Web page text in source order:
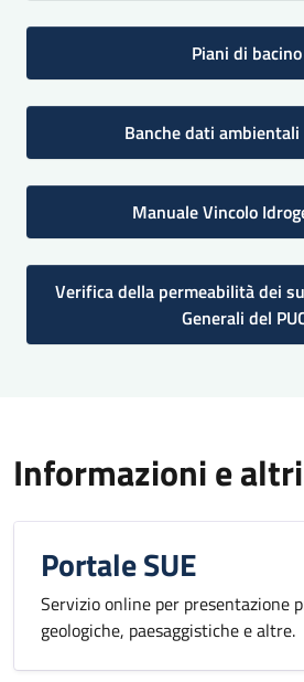
Piani di bacino
Banche dati
Manuale Vincolo
Verifica della permeabilità dei
Generali del
Informazioni e
Portale SUE
Servizio online per presentazione
geologiche, paesaggistiche e altre.